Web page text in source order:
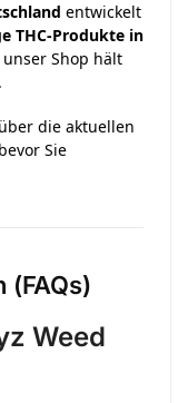
entwickelt
THC-Produkte in
unser Shop hält
.
die aktuellen
Sie
(FAQs)
Weed